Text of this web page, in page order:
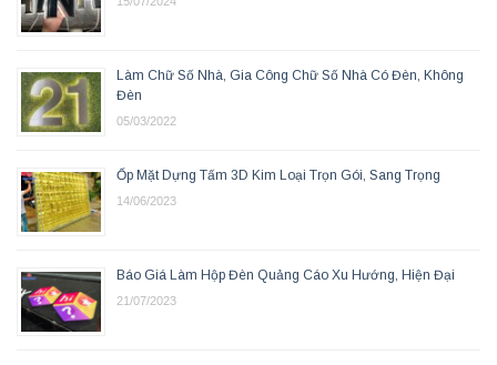
Làm Chữ Số Nhà, Gia Công Chữ Số Nhà Có Đèn, Không
Đèn
05/03/2022
Ốp Mặt Dựng Tấm 3D Kim Loại Trọn Gói, Sang Trọng
14/06/2023
Báo Giá Làm Hộp Đèn Quảng Cáo Xu Hướng, Hiện Đại
21/07/2023